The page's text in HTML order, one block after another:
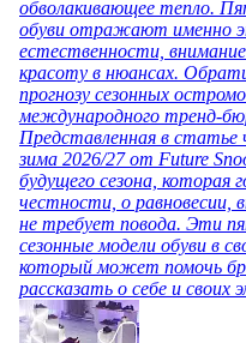
обволакивающее тепло.
обуви отражают именно
естественности,
красоту в нюансах.
прогнозу сезонных
международного тренд-
Представленная в статье
зима 2026/27 от Future
будущего сезона, которая
честности, о равновесии,
не требует повода. Эти
сезонные модели обуви в
который может помочь
рассказать о себе и своих